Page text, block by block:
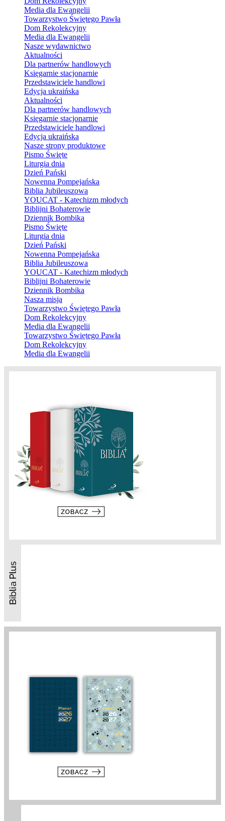
Media dla Ewangelii
Towarzystwo Świętego Pawła
Dom Rekolekcyjny
Media dla Ewangelii
Nasze wydawnictwo
Aktualności
Dla partnerów handlowych
Księgarnie stacjonarnie
Przedstawiciele handlowi
Edycja ukraińska
Aktualności
Dla partnerów handlowych
Księgarnie stacjonarnie
Przedstawiciele handlowi
Edycja ukraińska
Nasze strony produktowe
Pismo Święte
Liturgia dnia
Dzień Pański
Nowenna Pompejańska
Biblia Jubileuszowa
YOUCAT - Katechizm młodych
Biblijni Bohaterowie
Dziennik Bombika
Pismo Święte
Liturgia dnia
Dzień Pański
Nowenna Pompejańska
Biblia Jubileuszowa
YOUCAT - Katechizm młodych
Biblijni Bohaterowie
Dziennik Bombika
Nasza misja
Towarzystwo Świętego Pawła
Dom Rekolekcyjny
Media dla Ewangelii
Towarzystwo Świętego Pawła
Dom Rekolekcyjny
Media dla Ewangelii